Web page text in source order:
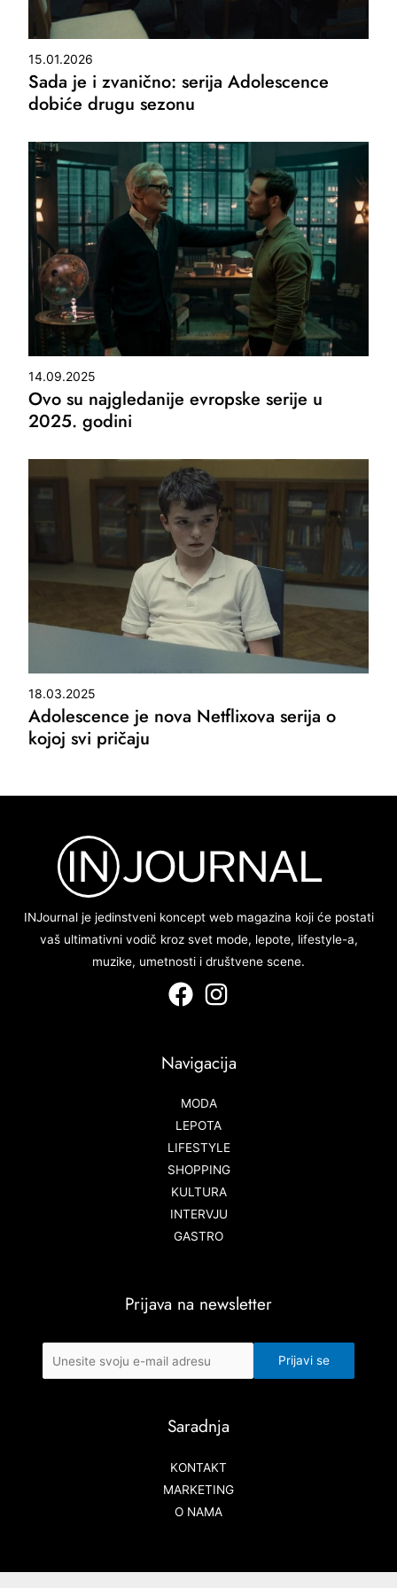
15.01.2026
Sada je i zvanično: serija Adolescence
dobiće drugu sezonu
14.09.2025
Ovo su najgledanije evropske serije u
2025. godini
18.03.2025
Adolescence je nova Netflixova serija o
kojoj svi pričaju
INJournal je jedinstveni koncept web magazina koji će postati
vaš ultimativni vodič kroz svet mode, lepote, lifestyle-a,
muzike, umetnosti i društvene scene.
Navigacija
MODA
LEPOTA
LIFESTYLE
SHOPPING
KULTURA
INTERVJU
GASTRO
Prijava na newsletter
Saradnja
KONTAKT
MARKETING
O NAMA